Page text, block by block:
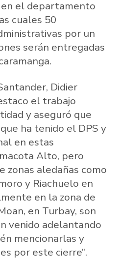
el departamento
cuales 50
por un
serán entregadas
Didier
el trabajo
y aseguró que
ha tenido el DPS y
en estas
Alto, pero
zonas aledañas como
y Riachuelo en
en la zona de
en Turbay, son
venido adelantando
mencionarlas y
por este cierre”.